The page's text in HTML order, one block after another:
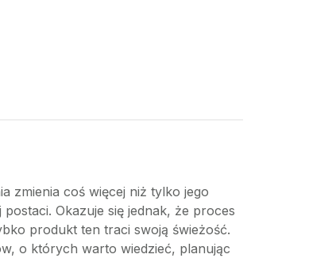
zmienia coś więcej niż tylko jego
Okazuje się jednak, że proces
produkt ten traci swoją świeżość.
o których warto wiedzieć, planując